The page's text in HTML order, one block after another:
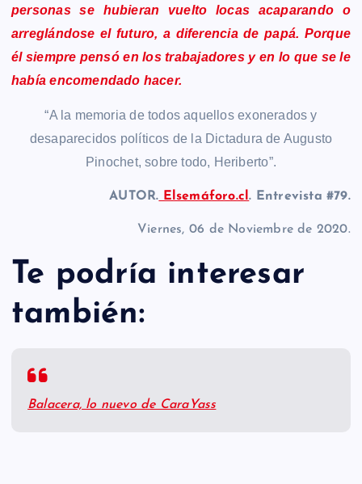
personas se hubieran vuelto locas acaparando o
arreglándose el futuro, a diferencia de papá. Porque
él siempre pensó en los trabajadores y en lo que se le
había encomendado hacer.
“A la memoria de todos aquellos exonerados y
desaparecidos políticos de la Dictadura de Augusto
Pinochet, sobre todo, Heriberto”.
AUTOR. Elsemáforo.cl. Entrevista #79.
Viernes, 06 de Noviembre de 2020.
Te podría interesar
también:
Balacera, lo nuevo de CaraYass